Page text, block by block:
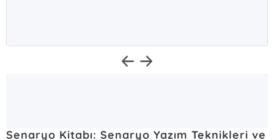
Senaryo Kitabı: Senaryo Yazım Teknikleri ve